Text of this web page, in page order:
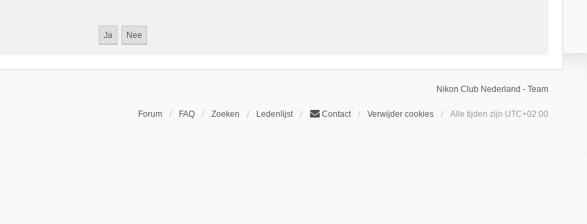
Nikon Club Nederland - Team
Forum FAQ Zoeken Ledenlijst Contact Verwijder cookies Alle tijden zijn UTC+02:00